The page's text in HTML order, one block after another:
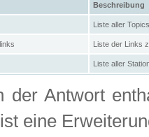
Beschreibung
Liste aller
Liste der Links
Liste aller
der Antwort
eine